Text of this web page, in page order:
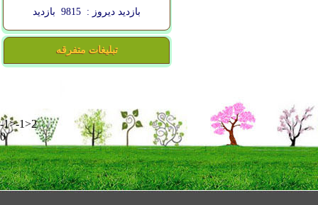
بازدید دیروز : 9815 بازدید
تبلیغات متفرقه
-1>-1>2
0